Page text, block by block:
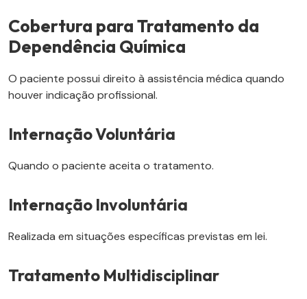
Cobertura para Tratamento da
Dependência Química
O paciente possui direito à assistência médica quando
houver indicação profissional.
Internação Voluntária
Quando o paciente aceita o tratamento.
Internação Involuntária
Realizada em situações específicas previstas em lei.
Tratamento Multidisciplinar